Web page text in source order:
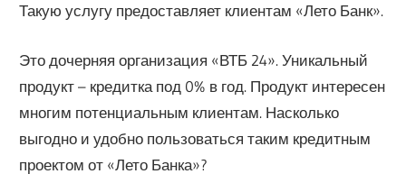
Такую услугу предоставляет клиентам «Лето Банк».
Это дочерняя организация «ВТБ 24». Уникальный
продукт – кредитка под 0% в год. Продукт интересен
многим потенциальным клиентам. Насколько
выгодно и удобно пользоваться таким кредитным
проектом от «Лето Банка»?